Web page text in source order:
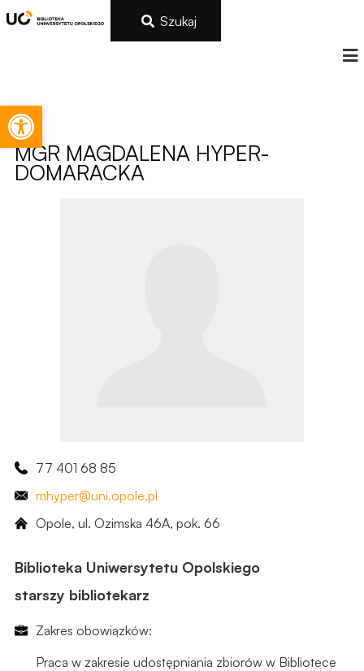
Otwórz pasek narzędzi
Szukaj
MGR MAGDALENA HYPER-
DOMARACKA
77 401 68 85
mhyper@uni.opole.pl
Opole, ul. Ozimska 46A, ​pok. 66
Biblioteka Uniwersytetu Opolskiego
starszy bibliotekarz
Zakres obowiązków:
Praca w zakresie udostępniania zbiorów w Bibliotece